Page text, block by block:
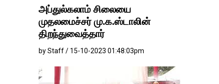
அப்துல்கலாம் சிலையை
முதலமைச்சர் மு.க.ஸ்டாலின்
திறந்துவைத்தார்
by Staff / 15-10-2023 01:48:03pm